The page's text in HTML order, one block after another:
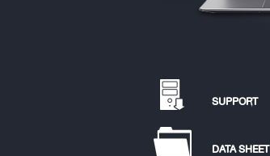
SUPPORT
DATA SHEET